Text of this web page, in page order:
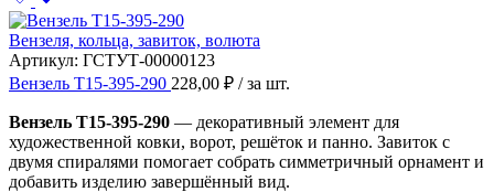
Вензеля, кольца, завиток, волюта
Артикул: ГСТУТ-00000123
Вензель Т15-395-290 228,00 ₽ / за шт.
Вензель Т15-395-290 — декоративный элемент для
художественной ковки, ворот, решёток и панно. Завиток с
двумя спиралями помогает собрать симметричный орнамент и
добавить изделию завершённый вид.